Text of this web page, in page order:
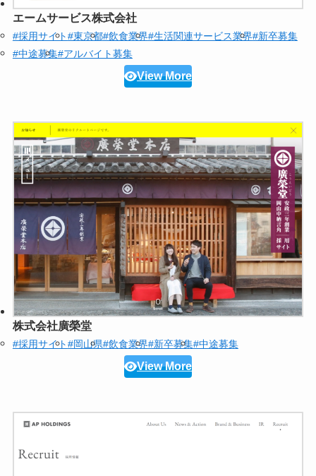
エームサービス株式会社
#採用サイト#東京都#飲食業界#生活関連サービス業界#新卒募集
#中途募集#アルバイト募集
View More
株式会社廣榮堂
#採用サイト#岡山県#飲食業界#新卒募集#中途募集
View More